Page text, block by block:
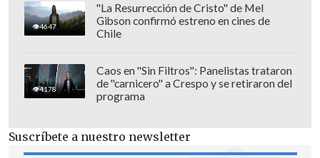
4647
"La Resurrección de Cristo" de Mel
Gibson confirmó estreno en cines de
Chile
4178
Caos en "Sin Filtros": Panelistas trataron
de "carnicero" a Crespo y se retiraron del
programa
Suscríbete a nuestro newsletter